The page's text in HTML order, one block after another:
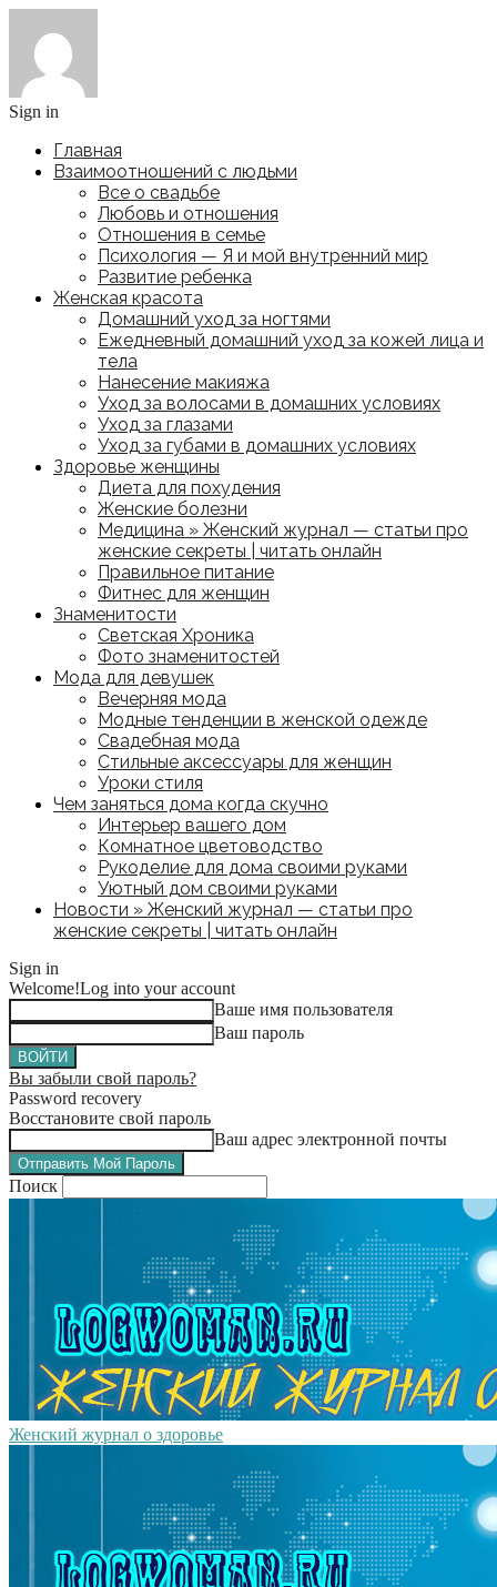
Sign in
Главная
Взаимоотношений с людьми
Все о свадьбе
Любовь и отношения
Отношения в семье
Психология — Я и мой внутренний мир
Развитие ребенка
Женская красота
Домашний уход за ногтями
Ежедневный домашний уход за кожей лица и
тела
Нанесение макияжа
Уход за волосами в домашних условиях
Уход за глазами
Уход за губами в домашних условиях
Здоровье женщины
Диета для похудения
Женские болезни
Медицина » Женский журнал — статьи про
женские секреты | читать онлайн
Правильное питание
Фитнес для женщин
Знаменитости
Светская Хроника
Фото знаменитостей
Мода для девушек
Вечерняя мода
Модные тенденции в женской одежде
Свадебная мода
Стильные аксессуары для женщин
Уроки стиля
Чем заняться дома когда скучно
Интерьер вашего дом
Комнатное цветоводство
Рукоделие для дома своими руками
Уютный дом своими руками
Новости » Женский журнал — статьи про
женские секреты | читать онлайн
Sign in
Welcome!Log into your account
Ваше имя пользователя
Ваш пароль
Вы забыли свой пароль?
Password recovery
Восстановите свой пароль
Ваш адрес электронной почты
Поиск
Женский журнал о здоровье